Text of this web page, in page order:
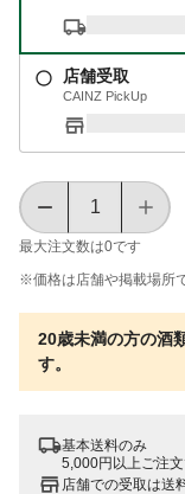
店舗受取
CAINZ PickUp
最大注文数は0です
※価格は​店舗や​掲載場所
20歳未満の方の酒
す。
基本送料のみ
5,000円以上ご注
店舗での受取は送